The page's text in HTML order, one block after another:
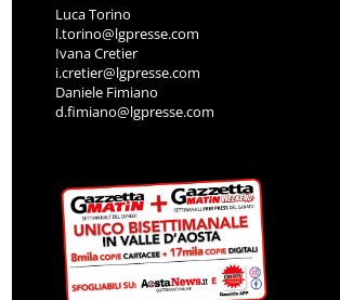
Luca Torino
l.torino@lgpresse.com
Ivana Cretier
i.cretier@lgpresse.com
Daniele Fimiano
d.fimiano@lgpresse.com